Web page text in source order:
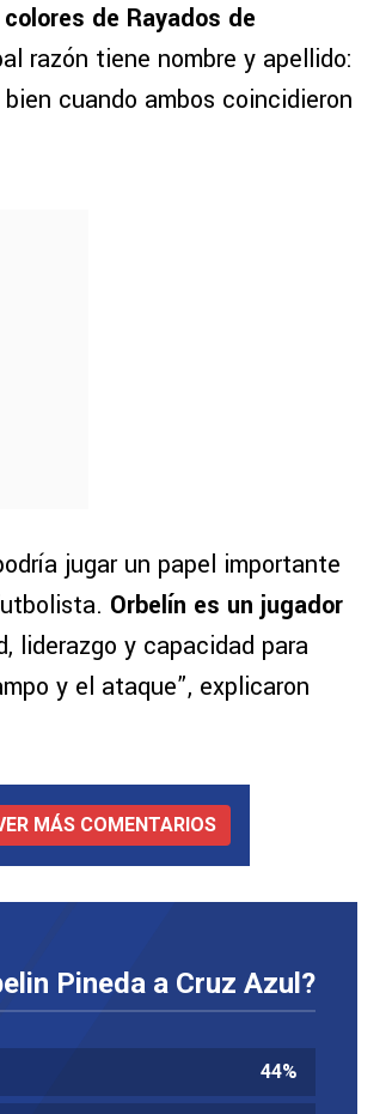
de Rayados de
razón tiene nombre y apellido:
cuando ambos coincidieron
jugar un papel importante
Orbelín es un jugador
liderazgo y capacidad para
y el ataque”, explicaron
MÁS COMENTARIOS
Pineda a Cruz Azul?
44%